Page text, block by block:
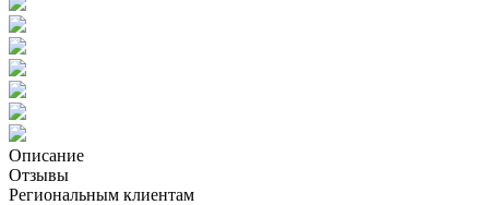
Описание
Отзывы
Региональным клиентам